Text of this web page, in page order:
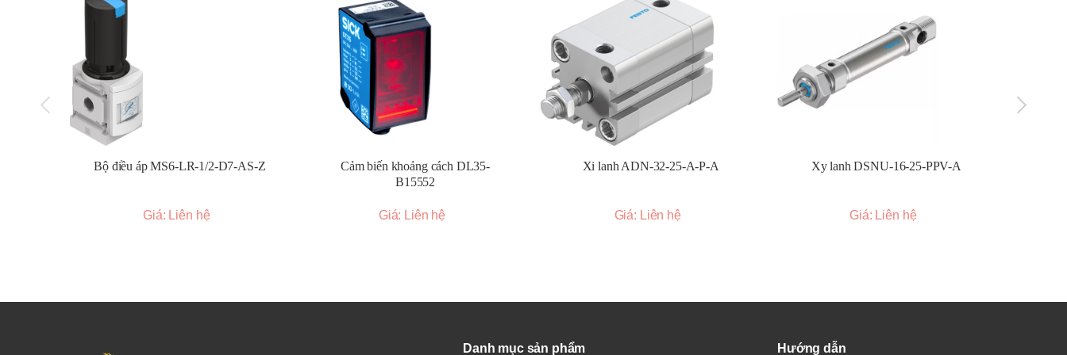
cho các không gian hẹp hoặc môi trường khắc nghiệt.
Cảm biến vùng (Light grids/Light curtains):Tạo ra một hàng rào ánh sáng để phát hiện vật thể khi chúng đi qua vùng
này, thường được sử dụng cho mục đích an toàn.
Các dòng sản phẩm cảm biến quang Sick phổ biến:
WLL Series (Cảm biến sợi quang):
Nhỏ gọn, linh hoạt, cho phép phát hiện trong không gian hẹp.
WL Series (Cảm biến quang thu nhỏ):
Kích thước nhỏ, hiệu suất cao, dễ dàng tích hợp.
WLR Series (Cảm biến quang tầm xa):
Tầm phát hiện lớn, phù hợp cho các ứng dụng cần khoảng cách xa.
OD Mini/OD Value/OD Precision (Cảm biến khoảng cách):Đo khoảng cách chính xác với nhiều tùy chọn giao tiếp.
Cảm biến quang Sick được sử dụng rộng rãi trong hầu hết các ngành công nghiệp, bao gồm:
Bộ điều áp MS6-LR-1/2-D7-AS-Z
Giá: Liên hệ
Cảm biến khoảng cách DL35-
B15552
Giá: Liên hệ
Xi lanh ADN-32-25-A-P-A
Giá: Liên hệ
Xy lanh DSNU-16-25-PPV-A
Giá: Liên hệ
Danh mục sản phẩm Hướng dẫn